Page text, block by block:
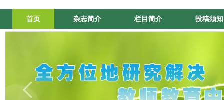
首页 杂志简介 栏目简介 投稿须知